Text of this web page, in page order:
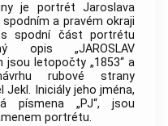
je portrét Jaroslava
a pravém okraji
spodní část portrétu
opis „JAROSLAV
jsou letopočty „1853“ a
rubové strany
Jekl. Iniciály jeho jména,
písmena „PJ“, jsou
portrétu.